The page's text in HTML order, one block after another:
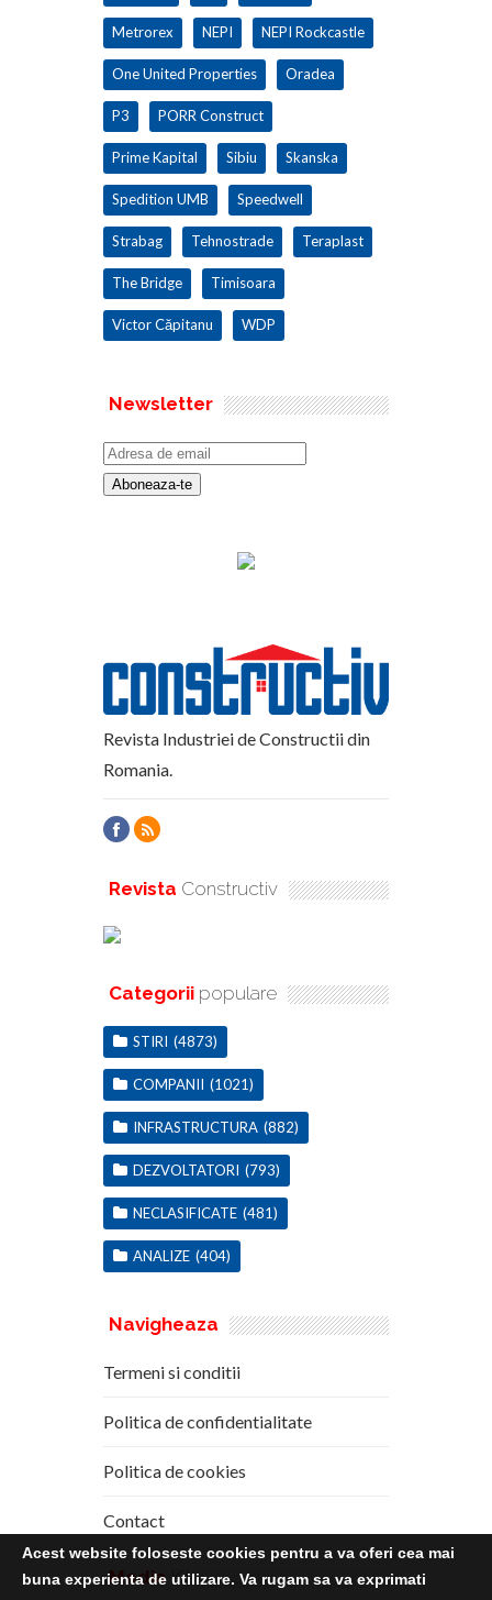
Metrorex NEPI NEPI Rockcastle
One United Properties Oradea
P3 PORR Construct
Prime Kapital Sibiu Skanska
Spedition UMB Speedwell
Strabag Tehnostrade Teraplast
The Bridge Timisoara
Victor Căpitanu WDP
Newsletter
Revista Industriei de Constructii din
Romania.
Revista Constructiv
Categorii populare
STIRI (4873)
COMPANII (1021)
INFRASTRUCTURA (882)
DEZVOLTATORI (793)
NECLASIFICATE (481)
ANALIZE (404)
Navigheaza
Termeni si conditii
Politica de confidentialitate
Politica de cookies
Contact
Media Kit
Acest website foloseste cookies pentru a va oferi cea mai
buna experienta de utilizare. Va rugam sa va exprimati